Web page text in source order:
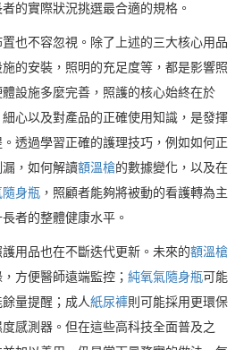
的實際狀況挑選最合適的規格。
也不容忽視。除了上述的三大核心用品
的安裝，照明的充足度等，都是影響照
設施多麼完善，照護的核心始終在於
細心以及對產品的正確使用知識，是發揮
透過學習正確的護理技巧，例如如何正
，如何解讀額溫槍的數據變化，以及在
身瓶 ，照顧者能夠將被動的看護轉為主
者的整體健康水平。
用品也在不斷迭代更新。未來的額溫槍
方便醫師遠端監控； 純氧氣隨身瓶可能
量提醒；成人紙尿褲則可能採用更環保
感測器。但在這些高科技全面普及之